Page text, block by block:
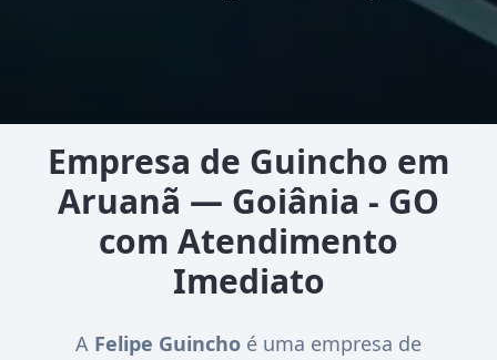
Empresa de Guincho em
Aruanã — Goiânia - GO
com Atendimento
Imediato
A Felipe Guincho é uma empresa de